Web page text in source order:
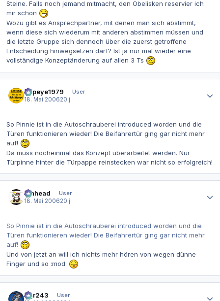
Steine. Falls noch jemand mitmacht, den Obelisken reservier ich
mir schon
Wozu gibt es Ansprechpartner, mit denen man sich abstimmt,
wenn diese sich wiederum mit anderen abstimmen müssen und
die letzte Gruppe sich dennoch über die zuerst getroffene
Entscheidung hinwegsetzen darf? Ist ja nur mal wieder eine
vollständige Konzeptänderung auf allen 3 Ts
Popeye1979
User
18. Mai 200620 j
So Pinnie ist in die Autoschrauberei introduced worden und die
Türen funktionieren wieder! Die Beifahrertür ging gar nicht mehr
auf!
Da muss nocheinmal das Konzept überarbeitet werden. Nur
Türpinne hinter die Türpappe reinstecken war nicht so erfolgreich!
Pinhead
User
18. Mai 200620 j
So Pinnie ist in die Autoschrauberei introduced worden und die
Türen funktionieren wieder! Die Beifahrertür ging gar nicht mehr
auf!
Und von jetzt an will ich nichts mehr hören von wegen dünne
Finger und so :mod:
dgr243
User